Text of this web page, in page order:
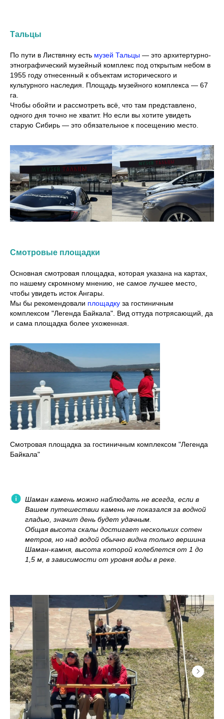
Тальцы
По пути в Листвянку есть музей Тальцы — это архитертурно-
этнографический музейный комплекс под открытым небом в
1955 году отнесенный к объектам исторического и
культурного наследия. Площадь музейного комплекса — 67
га.
Чтобы обойти и рассмотреть всё, что там представлено,
одного дня точно не хватит. Но если вы хотите увидеть
старую Сибирь — это обязательное к посещению место.
Смотровые площадки
Основная смотровая площадка, которая указана на картах,
по нашему скромному мнению, не самое лучшее место,
чтобы увидеть исток Ангары.
Мы бы рекомендовали площадку за гостиничным
комплексом "Легенда Байкала". Вид оттуда потрясающий, да
и сама площадка более ухоженная.
Смотровая площадка за гостиничным комплексом "Легенда
Байкала"
Шаман камень можно наблюдать не всегда, если в
Вашем путешествии камень не показался за водной
гладью, значит день будет удачным.
Общая высота скалы достигает нескольких сотен
метров, но над водой обычно видна только вершина
Шаман-камня, высота которой колеблется от 1 до
1,5 м, в зависимости от уровня воды в реке.